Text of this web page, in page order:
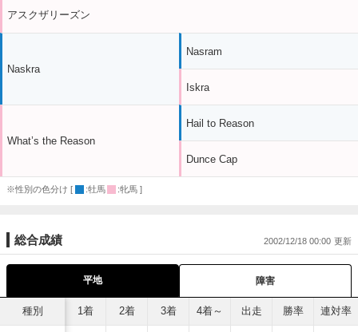
アスクザリーズン
Naskra
What’s the Reason
Nasram
Iskra
Hail to Reason
Dunce Cap
※性別の色分け [ :牡馬 :牝馬 ]
総合成績 2002/12/18 00:00
平地 障害
種別 1着 2着 3着 4着～ 出走 勝率 連対率